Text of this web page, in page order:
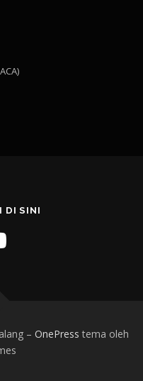
DI SINI
– OnePress tema oleh